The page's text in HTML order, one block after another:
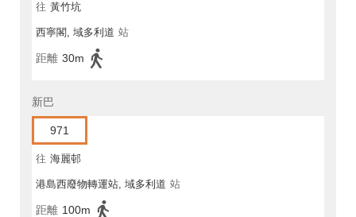
往 黃竹坑
西寧閣, 域多利道 站
距離 30m
新巴
971
往 海麗邨
港島西廢物轉運站, 域多利道 站
距離 100m